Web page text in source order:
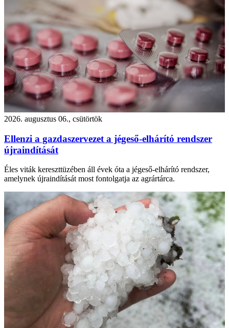
2026. augusztus 06., csütörtök
Ellenzi a gazdaszervezet a jégeső-elhárító rendszer
újraindítását
Éles viták kereszttüzében áll évek óta a jégeső-elhárító rendszer,
amelynek újraindítását most fontolgatja az agrártárca.